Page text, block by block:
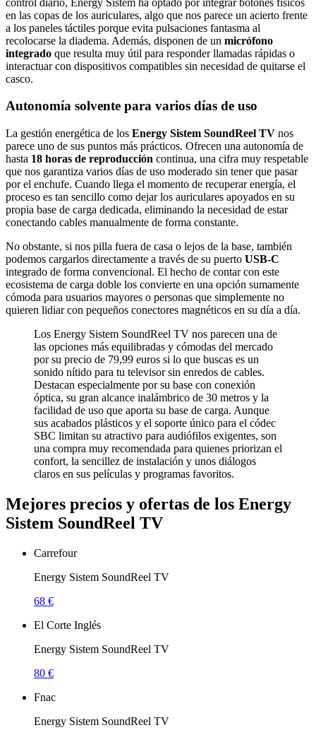
en las copas de los auriculares, algo que nos parece un acierto frente
a los paneles táctiles porque evita pulsaciones fantasma al
recolocarse la diadema. Además, disponen de un micrófono
integrado que resulta muy útil para responder llamadas rápidas o
interactuar con dispositivos compatibles sin necesidad de quitarse el
casco.
Autonomía solvente para varios días de uso
La gestión energética de los Energy Sistem SoundReel TV nos
parece uno de sus puntos más prácticos. Ofrecen una autonomía de
hasta 18 horas de reproducción continua, una cifra muy respetable
que nos garantiza varios días de uso moderado sin tener que pasar
por el enchufe. Cuando llega el momento de recuperar energía, el
proceso es tan sencillo como dejar los auriculares apoyados en su
propia base de carga dedicada, eliminando la necesidad de estar
conectando cables manualmente de forma constante.
No obstante, si nos pilla fuera de casa o lejos de la base, también
podemos cargarlos directamente a través de su puerto USB-C
integrado de forma convencional. El hecho de contar con este
ecosistema de carga doble los convierte en una opción sumamente
cómoda para usuarios mayores o personas que simplemente no
quieren lidiar con pequeños conectores magnéticos en su día a día.
Los Energy Sistem SoundReel TV nos parecen una de
las opciones más equilibradas y cómodas del mercado
por su precio de 79,99 euros si lo que buscas es un
sonido nítido para tu televisor sin enredos de cables.
Destacan especialmente por su base con conexión
óptica, su gran alcance inalámbrico de 30 metros y la
facilidad de uso que aporta su base de carga. Aunque
sus acabados plásticos y el soporte único para el códec
SBC limitan su atractivo para audiófilos exigentes, son
una compra muy recomendada para quienes priorizan el
confort, la sencillez de instalación y unos diálogos
claros en sus películas y programas favoritos.
Mejores precios y ofertas de los Energy
Sistem SoundReel TV
Carrefour
Energy Sistem SoundReel TV
68 €
El Corte Inglés
Energy Sistem SoundReel TV
80 €
Fnac
Energy Sistem SoundReel TV